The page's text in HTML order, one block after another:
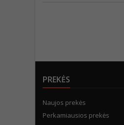
PREKĖS
Naujos prekės
Perkamiausios prekės